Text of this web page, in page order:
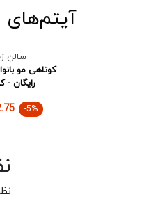
آیتم‌های
سالن
کوتاهی مو
رایگان -
-5%